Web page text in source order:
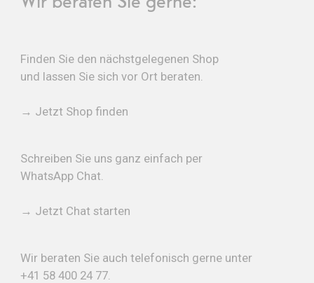
Finden Sie den nächstgelegenen Shop
und lassen Sie sich vor Ort beraten.
→ Jetzt Shop finden
Schreiben Sie uns ganz einfach per
WhatsApp Chat
→ Jetzt Chat starten
Wir beraten Sie auch telefonisch gerne unter
+41 58 400 24 77.